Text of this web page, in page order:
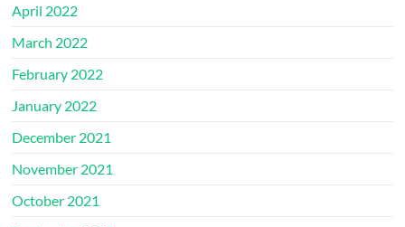
April 2022
March 2022
February 2022
January 2022
December 2021
November 2021
October 2021